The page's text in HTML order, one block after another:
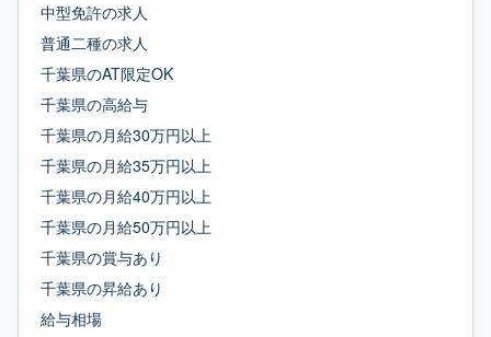
中型免許の求人
普通二種の求人
千葉県のAT限定OK
千葉県の高給与
千葉県の月給30万円以上
千葉県の月給35万円以上
千葉県の月給40万円以上
千葉県の月給50万円以上
千葉県の賞与あり
千葉県の昇給あり
給与相場